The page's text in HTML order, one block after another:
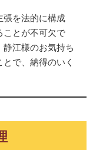
張を法的に構成
ことが不可欠で
江様のお気持ち
で、納得のいく